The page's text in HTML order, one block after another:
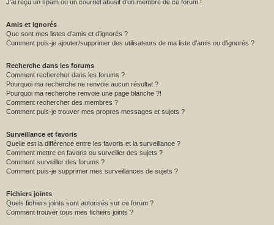
J’ai reçu un spam ou un courriel abusif d’un membre de ce forum !
Amis et ignorés
Que sont mes listes d’amis et d’ignorés ?
Comment puis-je ajouter/supprimer des utilisateurs de ma liste d’amis ou d’ignorés ?
Recherche dans les forums
Comment rechercher dans les forums ?
Pourquoi ma recherche ne renvoie aucun résultat ?
Pourquoi ma recherche renvoie une page blanche ?!
Comment rechercher des membres ?
Comment puis-je trouver mes propres messages et sujets ?
Surveillance et favoris
Quelle est la différence entre les favoris et la surveillance ?
Comment mettre en favoris ou surveiller des sujets ?
Comment surveiller des forums ?
Comment puis-je supprimer mes surveillances de sujets ?
Fichiers joints
Quels fichiers joints sont autorisés sur ce forum ?
Comment trouver tous mes fichiers joints ?